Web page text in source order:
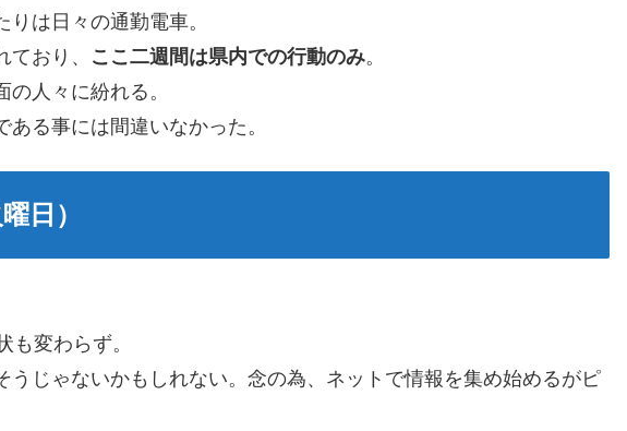
は日々の通勤電車。
おり、 ここ二週間は県内での行動のみ。
人々に紛れる。
る事には間違いなかった。
日）
も変わらず。
うじゃないかもしれない。念の為、ネットで情報を集め始めるがピ